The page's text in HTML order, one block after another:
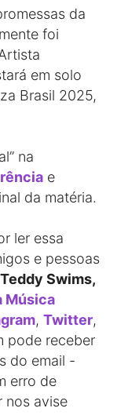
da
foi
em solo
Brasil 2025,
na
e
da matéria.
ler essa
e pessoas
Teddy Swims,
Música
, Twitter,
pode receber
do email -
erro de
nos avise